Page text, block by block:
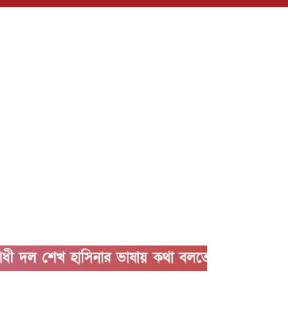
হাসিনার ভাষায় কথা বলতে শুরু করেছে: মির্জা